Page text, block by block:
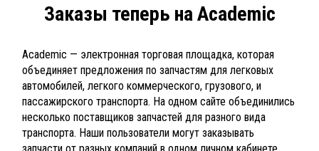
Заказы теперь на Academic
Academic — электронная торговая площадка, которая
объединяет предложения по запчастям для легковых
автомобилей, легкого коммерческого, грузового, и
пассажирского транспорта. На одном сайте объединились
несколько поставщиков запчастей для разного вида
транспорта. Наши пользователи могут заказывать